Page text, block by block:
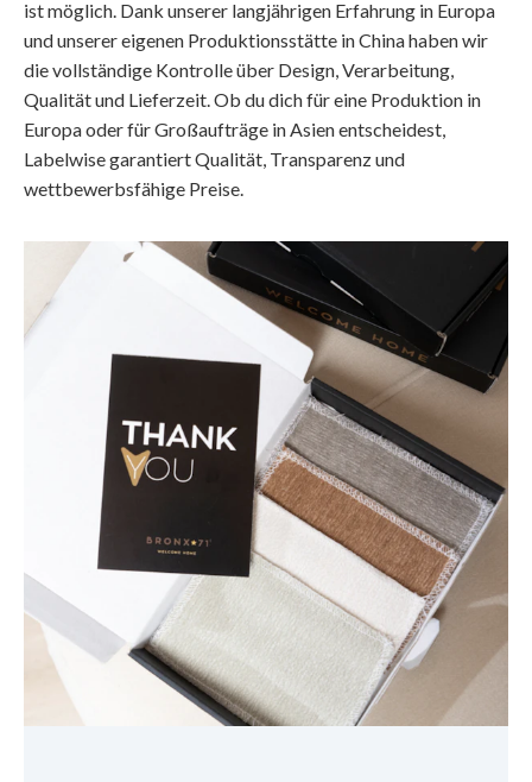
ist möglich. Dank unserer langjährigen Erfahrung in Europa
und unserer eigenen Produktionsstätte in China haben wir
die vollständige Kontrolle über Design, Verarbeitung,
Qualität und Lieferzeit. Ob du dich für eine Produktion in
Europa oder für Großaufträge in Asien entscheidest,
Labelwise garantiert Qualität, Transparenz und
wettbewerbsfähige Preise.